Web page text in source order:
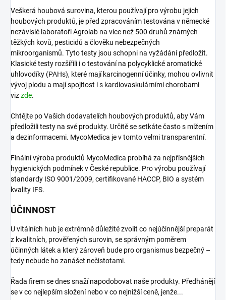
Veškerá houbová surovina, kterou používají pro výrobu jejich
houbových produktů, je před zpracováním testována v německé
nezávislé laboratoři Agrolab na více než 500 druhů známých
těžkých kovů, pesticidů a člověku nebezpečných
mikroorganismů. Tyto testy jsou schopni na vyžádání předložit.
Klasické testy rozšířili i o testování na polycyklické aromatické
uhlovodíky (PAHs), které mají karcinogenní účinky, mohou ovlivnit
vývoj plodu a mají spojitost i s kardiovaskulárními chorobami
vizzde.
Chtějte po Vašich dodavatelích houbových produktů, aby Vám
předložili testy na své produkty. Určitě se setkáte často s mlžením
a dezinformacemi. MycoMedica je v tomto velmi transparentní.
Finální výroba produktů MycoMedica probíhá za nejpřísnějších
hygienických podmínek v České republice. Pro výrobu používají
standardy ISO 9001/2009, certifikované HACCP, BIO a systém
kvality IFS.
ÚČINNOST
U vitálních hub je extrémně důležité zvolit co nejúčinnější preparát
z kvalitních, prověřených surovin, se správným poměrem
účinných látek a který zároveň bude pro organismus bezpečný –
tedy nebude ho zanášet nečistotami.
Řada firem se dnes snaží napodobovat naše produkty. Předhánějí
se v co nejlepším složení nebo v co nejnižší ceně, jenže...